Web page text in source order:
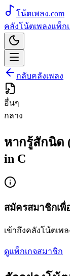
โน้ตเพลง.com
คลังโน้ตเพลงแพ็ก
กลับคลังเพลง
อื่นๆ
กลาง
หากรู้สักนิด
in C
สมัครสมาชิกเพื่
เข้าถึงคลังโน้ตเ
ดูแพ็กเกจสมาชิก